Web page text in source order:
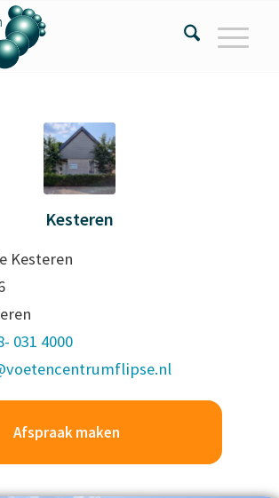
Kesteren
Kesteren
031 4000
Afspraak maken